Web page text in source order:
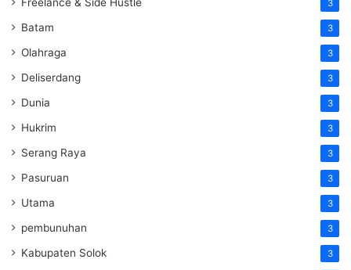
3
Batam 3
Olahraga 3
Deliserdang 3
Dunia 3
Hukrim 3
Serang Raya 3
Pasuruan 3
Utama 3
pembunuhan 3
Kabupaten Solok 3